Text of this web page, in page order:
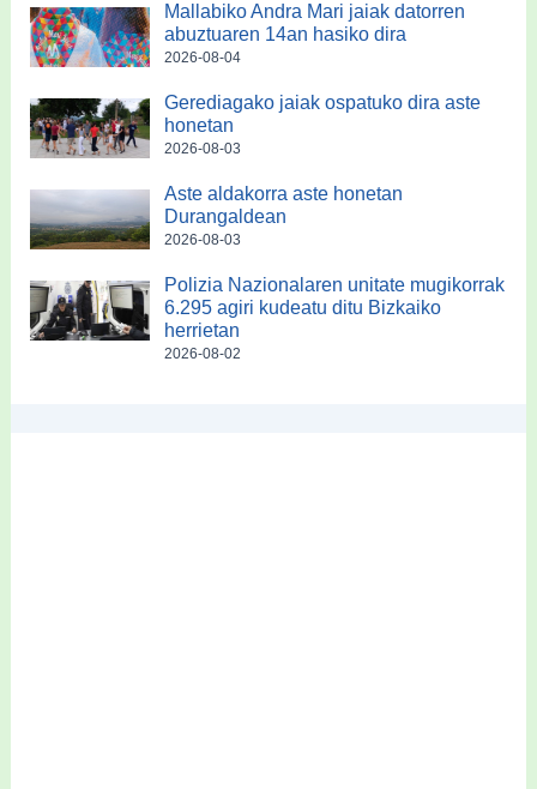
Mallabiko Andra Mari jaiak datorren
abuztuaren 14an hasiko dira
2026-08-04
Gerediagako jaiak ospatuko dira aste
honetan
2026-08-03
Aste aldakorra aste honetan
Durangaldean
2026-08-03
Polizia Nazionalaren unitate mugikorrak
6.295 agiri kudeatu ditu Bizkaiko
herrietan
2026-08-02